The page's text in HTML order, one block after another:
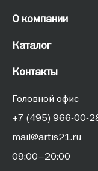
О компании
Каталог
Контакты
Головной офис
+7 (495) 966-00-
mail@artis21.ru
09:00–20:00